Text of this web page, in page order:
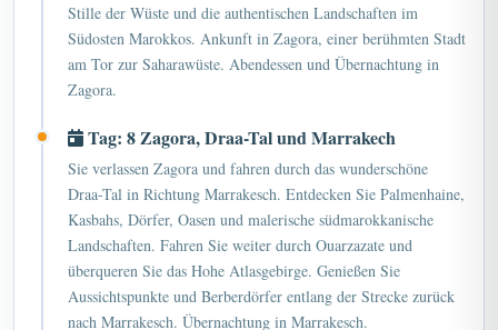
Südosten Marokkos. Ankunft in Zagora, einer berühmten Stadt
am Tor zur Saharawüste. Abendessen und Übernachtung in
Zagora.
Sie verlassen Zagora und fahren durch das wunderschöne
Draa-Tal in Richtung Marrakesch. Entdecken Sie Palmenhaine,
Kasbahs, Dörfer, Oasen und malerische südmarokkanische
Landschaften. Fahren Sie weiter durch Ouarzazate und
überqueren Sie das Hohe Atlasgebirge. Genießen Sie
Aussichtspunkte und Berberdörfer entlang der Strecke zurück
nach Marrakesch. Übernachtung in Marrakesch.